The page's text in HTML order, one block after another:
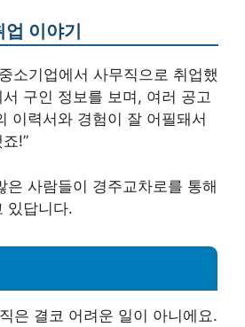
업 이야기
소기업에서 사무직으로 취업했
구인 정보를 보며, 여러 공고
이력서와 경험이 잘 어필돼서
!”
은 사람들이 경주교차로를 통해
있답니다.
은 결코 어려운 일이 아니에요.